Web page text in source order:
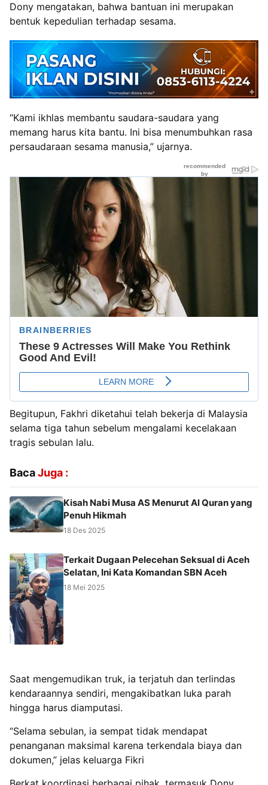
Dony mengatakan, bahwa bantuan ini merupakan
bentuk kepedulian terhadap sesama.
“Kami ikhlas membantu saudara-saudara yang
memang harus kita bantu. Ini bisa menumbuhkan rasa
persaudaraan sesama manusia,” ujarnya.
Begitupun, Fakhri diketahui telah bekerja di Malaysia
selama tiga tahun sebelum mengalami kecelakaan
tragis sebulan lalu.
BacaJuga :
Kisah Nabi Musa AS Menurut Al Quran yang
Penuh Hikmah
18 Des 2025
Terkait Dugaan Pelecehan Seksual di Aceh
Selatan, Ini Kata Komandan SBN Aceh
18 Mei 2025
Saat mengemudikan truk, ia terjatuh dan terlindas
kendaraannya sendiri, mengakibatkan luka parah
hingga harus diamputasi.
“Selama sebulan, ia sempat tidak mendapat
penanganan maksimal karena terkendala biaya dan
dokumen,” jelas keluarga Fikri